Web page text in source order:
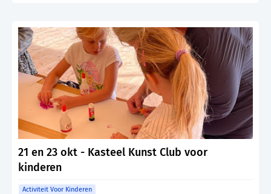
21 en 23 okt - Kasteel Kunst Club voor
kinderen
Activiteit Voor Kinderen